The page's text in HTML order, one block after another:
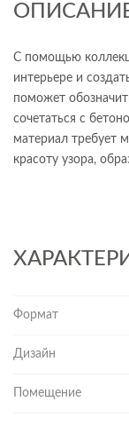
С помощью
интерьере и
поможет
сочетаться с
материал требует
красоту узора,
Формат
Дизайн
Помещение